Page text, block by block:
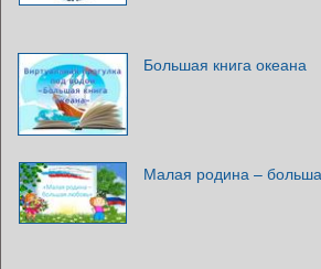
Большая книга океана
Малая родина –